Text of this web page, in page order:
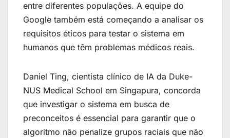
entre diferentes populações. A equipe do
Google também está começando a analisar os
requisitos éticos para testar o sistema em
humanos que têm problemas médicos reais.
Daniel Ting, cientista clínico de IA da Duke-
NUS Medical School em Singapura, concorda
que investigar o sistema em busca de
preconceitos é essencial para garantir que o
algoritmo não penalize grupos raciais que não